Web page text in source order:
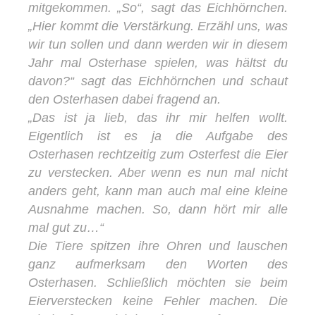
mitgekommen. „So“, sagt das Eichhörnchen.
„Hier kommt die Verstärkung. Erzähl uns, was
wir tun sollen und dann werden wir in diesem
Jahr mal Osterhase spielen, was hältst du
davon?“ sagt das Eichhörnchen und schaut
den Osterhasen dabei fragend an.
„Das ist ja lieb, das ihr mir helfen wollt.
Eigentlich ist es ja die Aufgabe des
Osterhasen rechtzeitig zum Osterfest die Eier
zu verstecken. Aber wenn es nun mal nicht
anders geht, kann man auch mal eine kleine
Ausnahme machen. So, dann hört mir alle
mal gut zu…“
Die Tiere spitzen ihre Ohren und lauschen
ganz aufmerksam den Worten des
Osterhasen. Schließlich möchten sie beim
Eierverstecken keine Fehler machen. Die